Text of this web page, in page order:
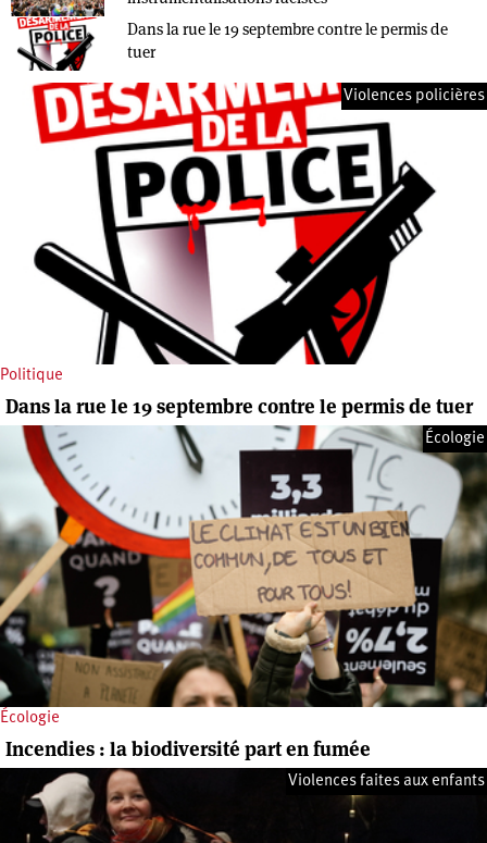
Dans la rue le 19 septembre contre le permis de
tuer
Politique
Violences policières
Dans la rue le 19 septembre contre le permis de tuer
Écologie
Écologie
Incendies : la biodiversité part en fumée
Violences faites aux enfants